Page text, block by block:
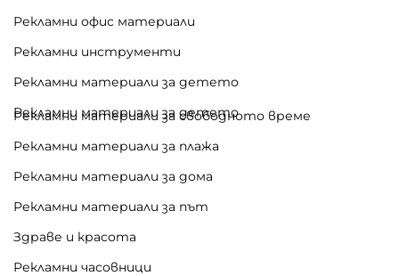
Рекламни офис материали
Рекламни инструменти
Рекламни материали за детето
Рекламни материали за детето
Рекламни материали за свободното време
Рекламни материали за плажа
Рекламни материали за дома
Рекламни материали за път
Здраве и красота
Рекламни часовници